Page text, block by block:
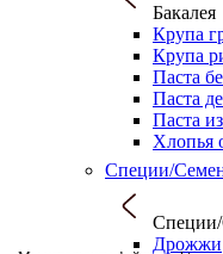
Бакалея
Крупа
Крупа
Паста
Паста
Паста
Хлопья
Специи/
Дрожжи